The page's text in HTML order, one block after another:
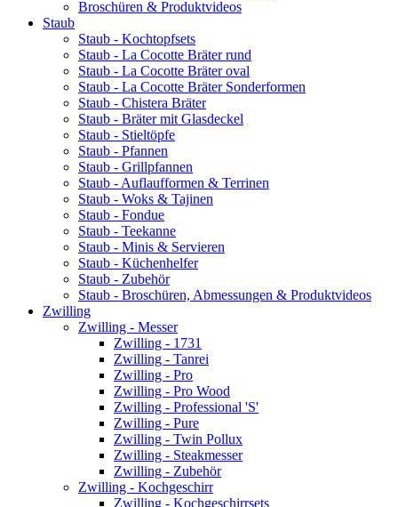
Broschüren & Produktvideos
Staub
Staub - Kochtopfsets
Staub - La Cocotte Bräter rund
Staub - La Cocotte Bräter oval
Staub - La Cocotte Bräter Sonderformen
Staub - Chistera Bräter
Staub - Bräter mit Glasdeckel
Staub - Stieltöpfe
Staub - Pfannen
Staub - Grillpfannen
Staub - Auflaufformen & Terrinen
Staub - Woks & Tajinen
Staub - Fondue
Staub - Teekanne
Staub - Minis & Servieren
Staub - Küchenhelfer
Staub - Zubehör
Staub - Broschüren, Abmessungen & Produktvideos
Zwilling
Zwilling - Messer
Zwilling - 1731
Zwilling - Tanrei
Zwilling - Pro
Zwilling - Pro Wood
Zwilling - Professional 'S'
Zwilling - Pure
Zwilling - Twin Pollux
Zwilling - Steakmesser
Zwilling - Zubehör
Zwilling - Kochgeschirr
Zwilling - Kochgeschirrsets